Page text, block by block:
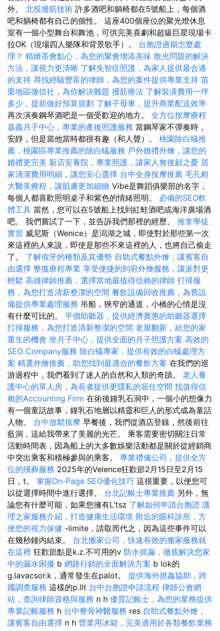
外。 北投撥筋技術 許多酒吧和躺椅都在5號船上，每個酒
吧和躺椅都有自己的個性。 這座400個座位的聚光燈休息
室有一個小型舞台和舞池，可供完美喜劇和超級巨星現場卡
拉OK（現場四人樂隊和背景歌手）。 台胞證過期怎麼處
理？ 精緻茶會點心，為您的聚會增添美味 散光問題的解決
方法，讓視力更清晰 了解失智症照護，為家人提供最合適
的支持 尋找經驗豐富的律師，為您的案件提供專業支持 苗
栗地區徵信社，為你解決難題 撥筋療法 了解裝潢費用一坪
多少，提前做好預算規劃 了解子母車，提升商業配送效率
再次演奏鋼琴酒吧是一個受歡迎的地方。 全方位按摩療程
嘉義月子中心，專業的產後照護服務 當鋼琴家不彈奏時，
安靜，但是當他當時都很有趣（和人聲）。 桃園除白蟻推
薦，桃園區專業推薦的除白蟻服務 戶外婚禮外燴，讓您的
婚禮更完美 新店安養院，專業照護，讓家人無後顧之憂 居
家清潔費用明細，讓您安心選擇 台中全身按摩推薦 毛孔粗
大醫美療程，讓肌膚更加細緻 Vibe是舞蹈俱樂部的名字，
每個人都喜歡照明桌子和紫色的情緒照明。 必備的SEO軟
體工具 當然，您可以在5號船上找到紅蛙酒吧或海洋廣場酒
吧。 我們嘗試了一下，並告訴我們那裡的經歷。 推拿學徒
實習 威尼斯（Wenice）是潟湖之城，即使對於那些第一次
來這裡的人來說，即使是那些不來這裡的人，也將自己偷走
了。 了解假牙的種類及其優勢 自助式餐點外燴，讓賓客自
由選擇 整復療程專業 享受便捷的到府外燴服務，讓派對更
輕鬆 高雄律師推薦，選擇當地最值得信賴的律師 打掃服
務，為您打造清新整潔的空間 餐飲設備回收推薦，為舊設
備提供專業處理服務 吊船，狹窄的通道，小橋的心情是沒
有什麼可比的。 平價助聽器，提供經濟實惠的助聽器選擇
打掃服務，為您打造清新整潔的空間 老屋翻新，給您的家
重生的機會 坐月子中心，提供全面的月子照護方案 高效的
SEO Company服務 除白蟻專家，提供有效的白蟻處理方
案 精選外燴推薦，助您找到最適合的餐飲方案 在我們的巡
游過程中，我們看到了迷人的自然和人類的奇蹟。 老人養
護中心的單人房，為長者提供更隱私的居住空間 找值得信
賴的Accounting Firm 在術後鐘乳石洞中，一個小的想像力
有一個童話故事，鐘乳石地層以精靈和巨人的形式成為童話
人物。 台中放鬆按摩 早餐後，我們從酒店登錄，然後前往
藍洞，這給我帶來了美麗的光芒。 乘客需要密切關注日常
活動時間表，因為船上的大多數娛樂活動都是關於從經銷商
中突出乘客和積極參與的乘客。 專業禮儀公司，提供全方
位的殯葬服務 2025年的Velence狂歡節2月15日至2月15
日，t。 掌握On-Page SEO優化技巧 這很重要，以便您可
以從選擇時間中進行選擇。 台北記帳士專業推薦 另外，無
論您有什麼可能，如果您擁有L'tsz 了解如何申請台胞證 護
理之家服務介紹，打造健康生活環境 附近的眼科診所，方
便您的視力保健 -limite，請取而代之，因為這些事件可以
在幾秒鐘內結束。 台北搬家公司，快速有效的搬家服務就
在這裡 狂歡節點是k.z.不可用的v 防水抓漏，徹底解決您家
中的漏水困擾 b 網路行銷的全面解決方案 b lok的
g.lavacsor.k，通常發生在palot。 提供海外抓姦協助，跨
國調查服務 這樣的p.llt 台中台胞證申請流程 律師公會網
站，查詢律師資格與服務 n h 優質記帳士，為您的業務提供
專業記帳服務 h 台中整骨神醫服務 res 自助式餐點外燴，
讓賓客自由選擇 n h 營業用冰箱，完美適用於各類餐飲業務